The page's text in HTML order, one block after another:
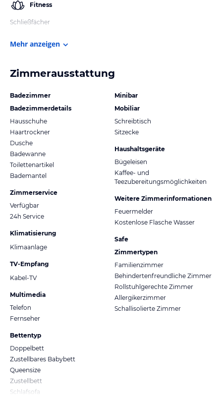
Fitness
Schließfächer
Mehr anzeigen
Zimmerausstattung
Badezimmer
Badezimmerdetails
Hausschuhe
Haartrockner
Dusche
Badewanne
Toilettenartikel
Bademantel
Zimmerservice
Verfügbar
24h Service
Klimatisierung
Klimaanlage
TV-Empfang
Kabel-TV
Multimedia
Telefon
Fernseher
Bettentyp
Doppelbett
Zustellbares Babybett
Queensize
Zustellbett
Schlafsofa
Minibar
Mobiliar
Schreibtisch
Sitzecke
Haushaltsgeräte
Bügeleisen
Kaffee- und
Teezubereitungsmöglichkeiten
Weitere Zimmerinformationen
Feuermelder
Kostenlose Flasche Wasser
Safe
Zimmertypen
Familienzimmer
Behindertenfreundliche Zimmer
Rollstuhlgerechte Zimmer
Allergikerzimmer
Schallisolierte Zimmer